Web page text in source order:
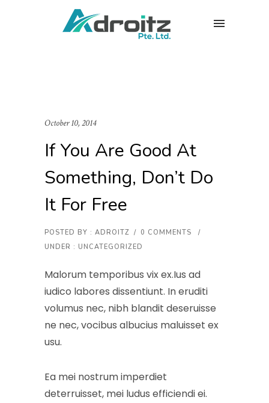
October 10, 2014
If You Are Good At
Something, Don’t Do
It For Free
POSTED BY : ADROITZ / 0 COMMENTS
/
UNDER : UNCATEGORIZED
Malorum temporibus vix ex.Ius ad
iudico labores dissentiunt. In eruditi
volumus nec, nibh blandit deseruisse
ne nec, vocibus albucius maluisset ex
usu.
Ea mei nostrum imperdiet
deterruisset, mei ludus efficiendi ei.